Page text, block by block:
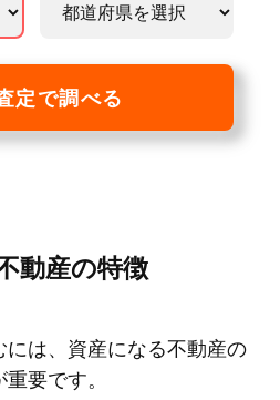
定で調べる
動産の特徴
は、資産になる不動産の
要です。